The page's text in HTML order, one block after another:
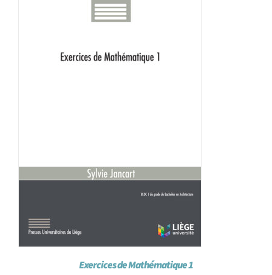
Panier WooCommerce
Exercices de Mathématique 1